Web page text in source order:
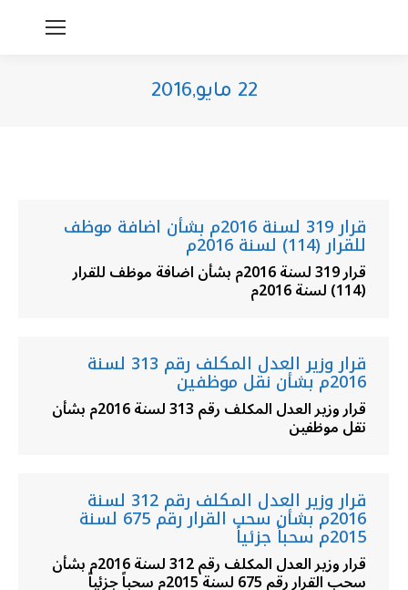
22 مايو,2016
قرار 319 لسنة 2016م بشأن اضافة موظف
للقرار (114) لسنة 2016م
قرار 319 لسنة 2016م بشأن اضافة موظف للقرار
(114) لسنة 2016م
قرار وزير العدل المكلف رقم 313 لسنة
2016م بشأن نقل موظفين
قرار وزير العدل المكلف رقم 313 لسنة 2016م بشأن
نقل موظفين
قرار وزير العدل المكلف رقم 312 لسنة
2016م بشأن سحب القرار رقم 675 لسنة
2015م سحباً جزئياً
قرار وزير العدل المكلف رقم 312 لسنة 2016م بشأن
سحب القرار رقم 675 لسنة 2015م سحباً جزئياً